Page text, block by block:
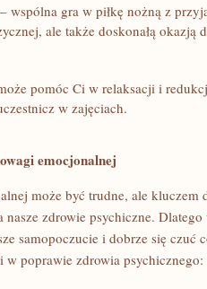
– wspólna gra ‍w piłkę ‍nożną z
ale także doskonałą okazją
pomóc ‍Ci w relaksacji i
w ​zajęciach.
emocjonalnej
może być trudne, ale kluczem
zdrowie psychiczne.
​samopoczucie⁢ i dobrze się ⁣czuć‍
poprawie zdrowia psychicznego: